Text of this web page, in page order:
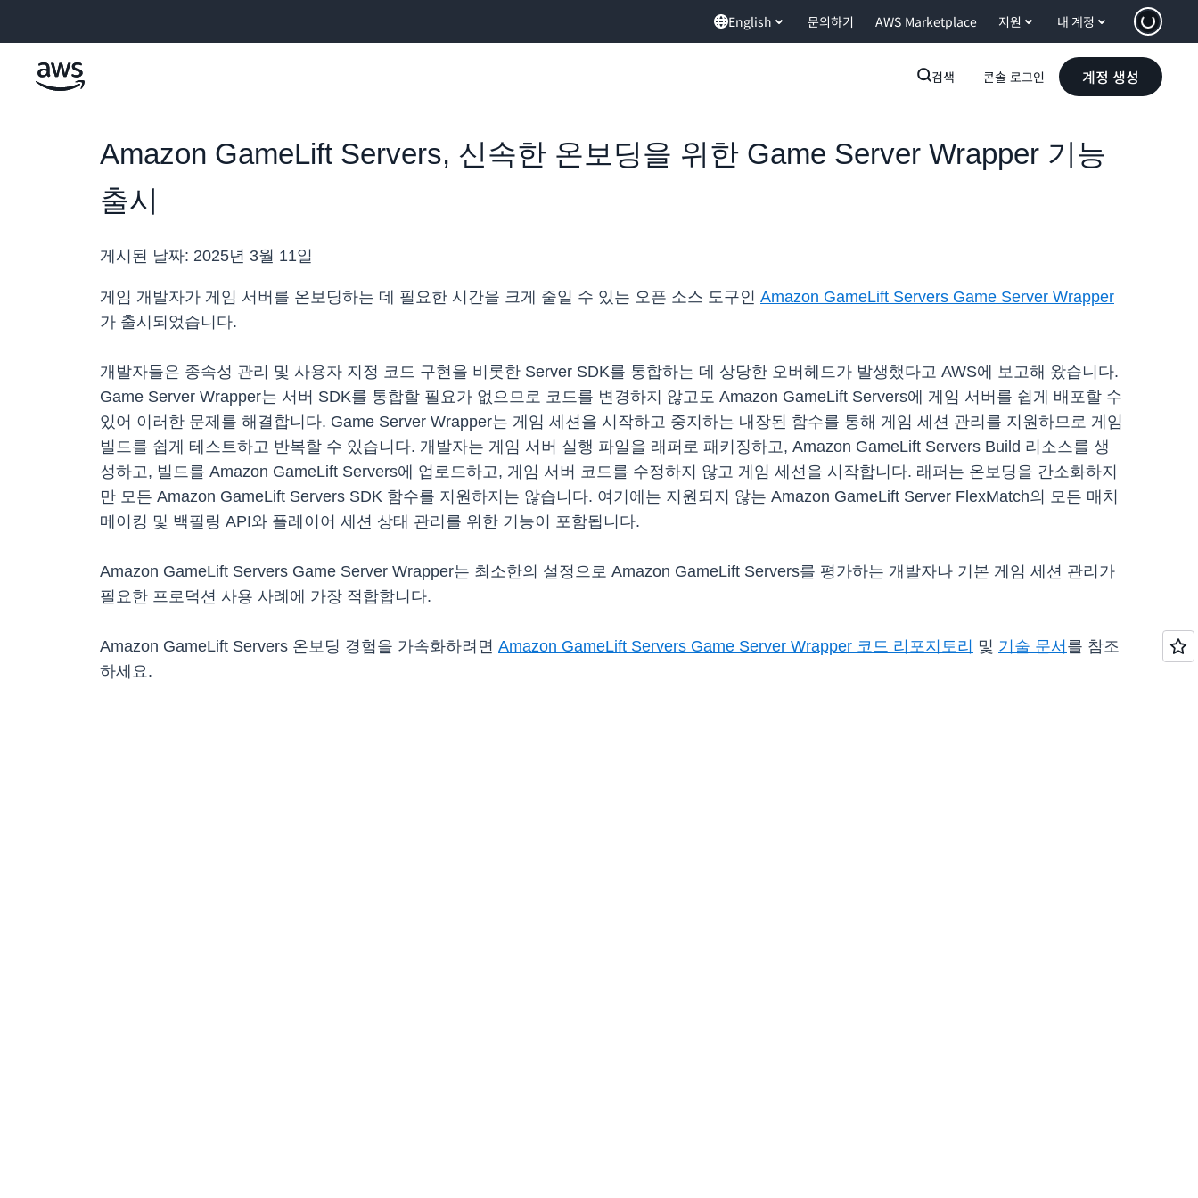
English 문의하기 AWS Marketplace 지원 내 계정
검색 콘솔 로그인 계정 생성
Amazon GameLift Servers, 신속한 온보딩을 위한 Game Server Wrapper 기능
출시
게시된 날짜: 2025년 3월 11일
게임 개발자가 게임 서버를 온보딩하는 데 필요한 시간을 크게 줄일 수 있는 오픈 소스 도구인 Amazon GameLift Servers Game Server Wrapper
가 출시되었습니다.
개발자들은 종속성 관리 및 사용자 지정 코드 구현을 비롯한 Server SDK를 통합하는 데 상당한 오버헤드가 발생했다고 AWS에 보고해 왔습니다.
Game Server Wrapper는 서버 SDK를 통합할 필요가 없으므로 코드를 변경하지 않고도 Amazon GameLift Servers에 게임 서버를 쉽게 배포할 수
있어 이러한 문제를 해결합니다. Game Server Wrapper는 게임 세션을 시작하고 중지하는 내장된 함수를 통해 게임 세션 관리를 지원하므로 게임
빌드를 쉽게 테스트하고 반복할 수 있습니다. 개발자는 게임 서버 실행 파일을 래퍼로 패키징하고, Amazon GameLift Servers Build 리소스를 생
성하고, 빌드를 Amazon GameLift Servers에 업로드하고, 게임 서버 코드를 수정하지 않고 게임 세션을 시작합니다. 래퍼는 온보딩을 간소화하지
만 모든 Amazon GameLift Servers SDK 함수를 지원하지는 않습니다. 여기에는 지원되지 않는 Amazon GameLift Server FlexMatch의 모든 매치
메이킹 및 백필링 API와 플레이어 세션 상태 관리를 위한 기능이 포함됩니다.
Amazon GameLift Servers Game Server Wrapper는 최소한의 설정으로 Amazon GameLift Servers를 평가하는 개발자나 기본 게임 세션 관리가
필요한 프로덕션 사용 사례에 가장 적합합니다.
Amazon GameLift Servers 온보딩 경험을 가속화하려면 Amazon GameLift Servers Game Server Wrapper 코드 리포지토리 및 기술 문서 를 참조
하세요.